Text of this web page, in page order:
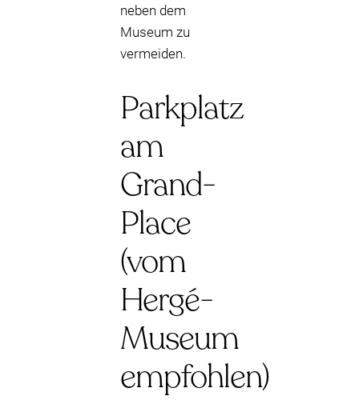
neben dem
Museum zu
vermeiden.
Parkplatz
am
Grand-
Place
(vom
Hergé-
Museum
empfohlen)